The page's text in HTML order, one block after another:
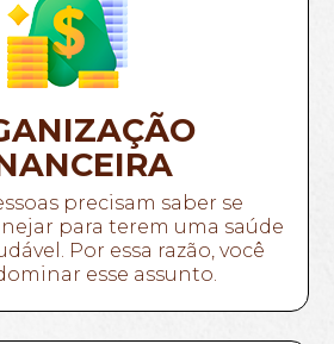
precisam saber se
para terem uma saúde
Por essa razão, você
esse assunto.